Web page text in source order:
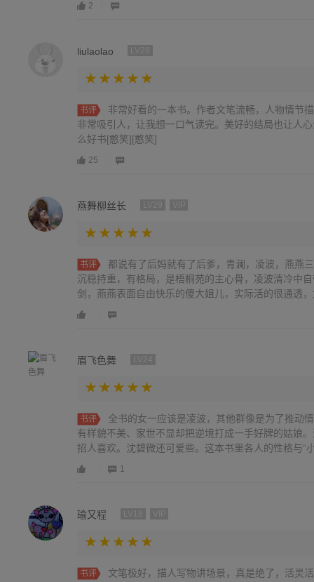
2
liulaolao
书评
非常好看的一本书。作者文笔流畅，人物情节
非常吸引人，让我想一口气读完。美好的结局也让人
么好书[憨笑][憨笑]
25
燕舞柳丝长
书评
都说有了后妈就有了后爹，青澜，凌波，燕燕
沉稳持重，有格局，是梧桐苑的主心骨，凌波清冷中
剑，燕燕表面自由快乐的傻大姐儿，实际活的很通透
眉飞色舞
书评
全书的女一应该是凌波，其他群像是为了推动
有样貌不美、家世不显却把逆境打成一手好牌的姑娘
招人喜欢。沈碧微还可爱些。这本书里各人的性格与“
1
瑜又程
书评 文笔极好，描人写物讲场景，真是绝了，活灵